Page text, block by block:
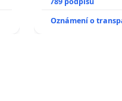
Oznámení o